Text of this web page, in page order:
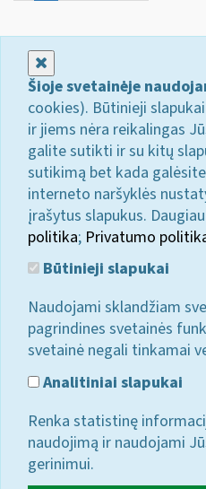
Šioje svetainėje
cookies). Būtinieji
ir jiems nėra reikalingas
galite sutikti ir su kitų
sutikimą bet kada
interneto naršyklės
įrašytus slapukus.
politika; Privatumo
Būtinieji slapukai
Naudojami sklandžiam
pagrindines svetainės
svetainė negali tinkamai
Analitiniai slapukai
Renka statistinę
naudojimą ir naudojami
gerinimui.